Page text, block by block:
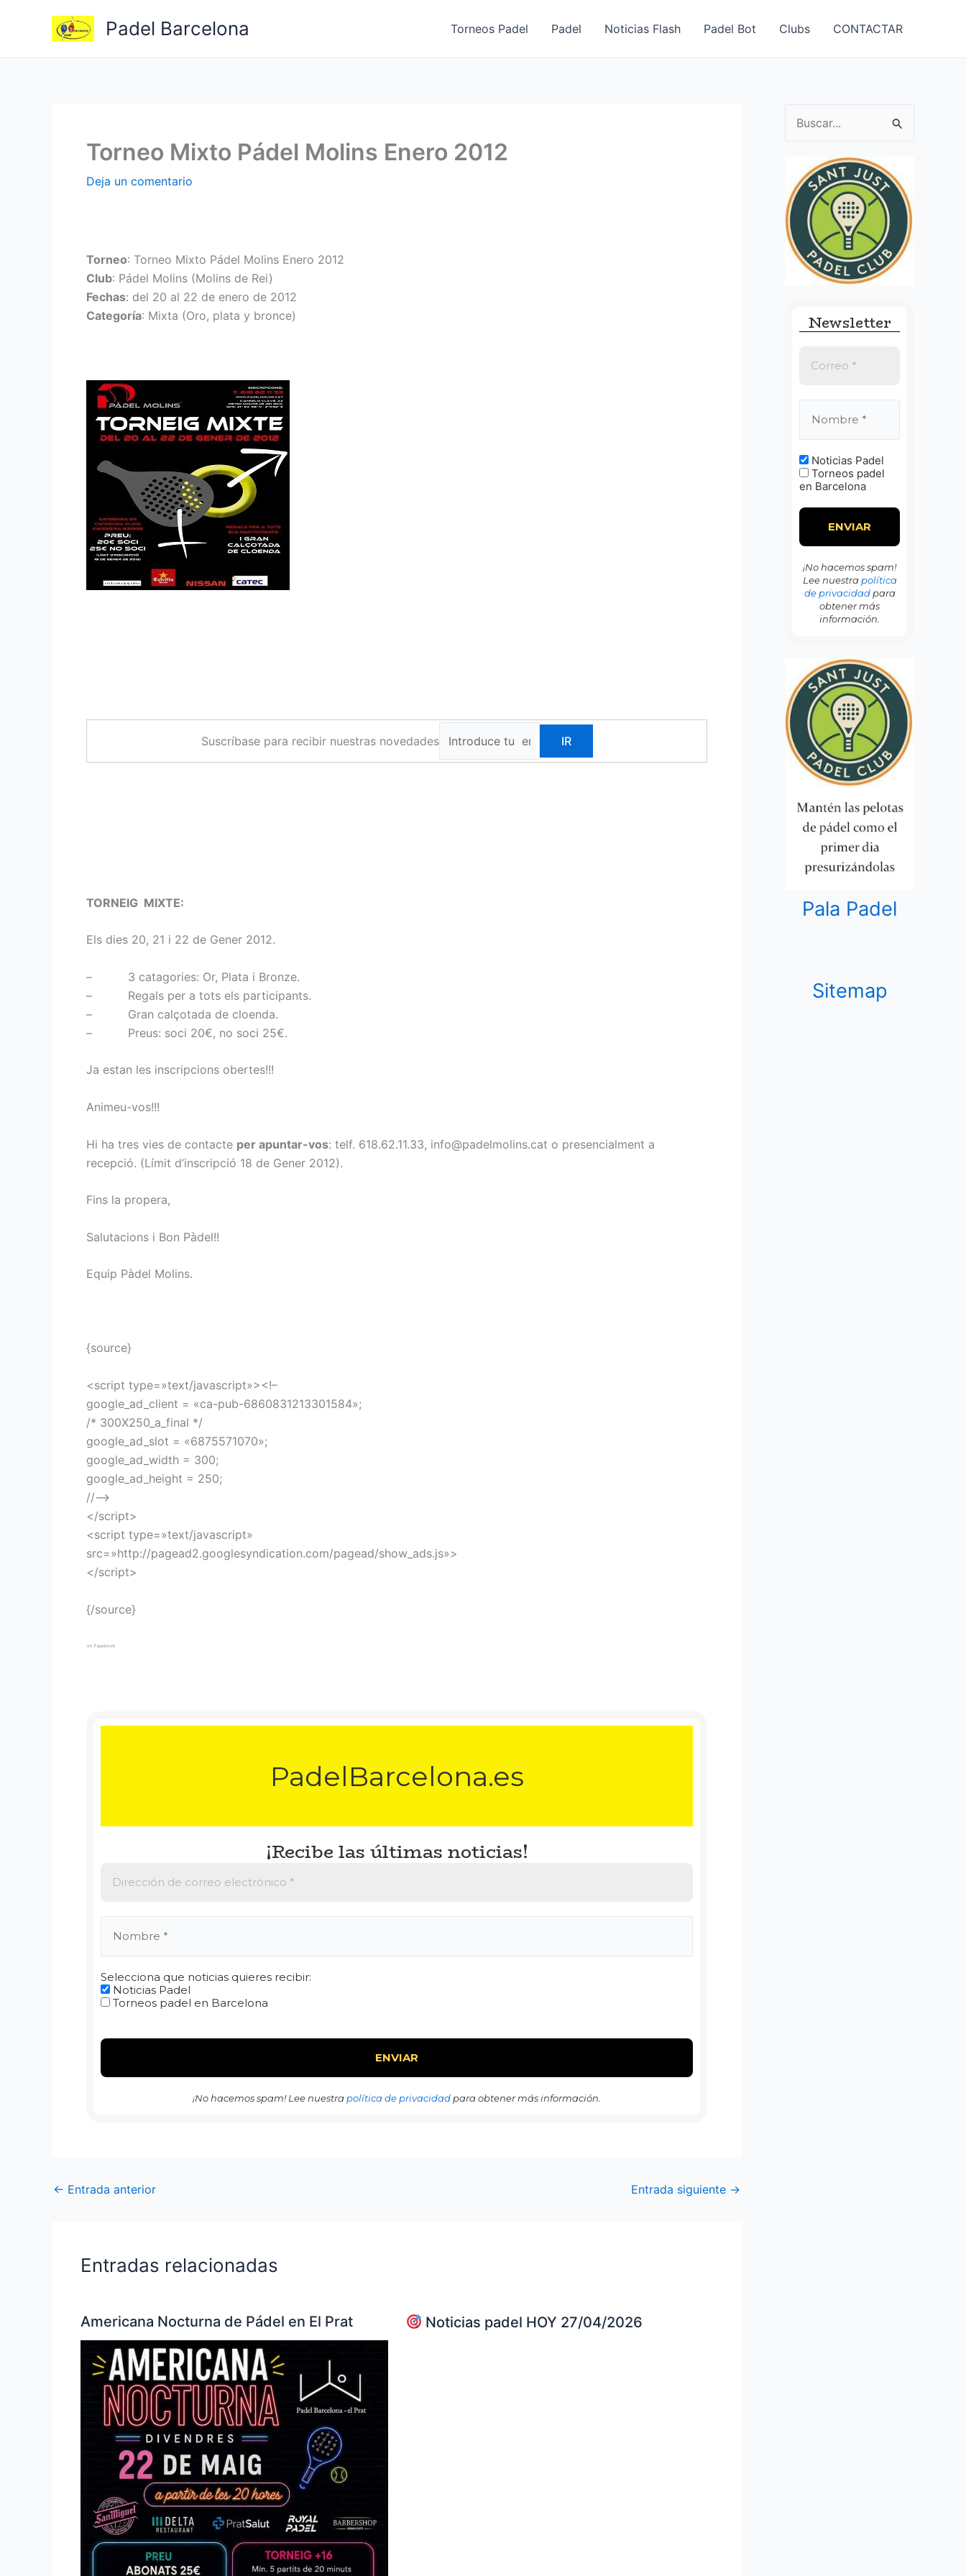
contenido
Padel Barcelona Torneos Padel Padel Noticias Flash Padel Bot Clubs CONTACTAR
Torneo Mixto Pádel Molins Enero 2012
Deja un comentario
Torneo: Torneo Mixto Pádel Molins Enero 2012
Club: Pádel Molins (Molins de Rei)
Fechas: del 20 al 22 de enero de 2012
Categoría: Mixta (Oro, plata y bronce)
Suscríbase para recibir nuestras novedades
TORNEIG MIXTE:
Els dies 20, 21 i 22 de Gener 2012.
– 3 catagories: Or, Plata i Bronze.
– Regals per a tots els participants.
– Gran calçotada de cloenda.
– Preus: soci 20€, no soci 25€.
Ja estan les inscripcions obertes!!!
Animeu-vos!!!
Hi ha tres vies de contacte per apuntar-vos: telf. 618.62.11.33, info@padelmolins.cat o presencialment a
recepció. (Límit d’inscripció 18 de Gener 2012).
Fins la propera,
Salutacions i Bon Pàdel!!
Equip Pàdel Molins.
{source}
<script type=»text/javascript»><!–
google_ad_client = «ca-pub-6860831213301584»;
/* 300X250_a_final */
google_ad_slot = «6875571070»;
google_ad_width = 300;
google_ad_height = 250;
//–>
</script>
<script type=»text/javascript»
src=»http://pagead2.googlesyndication.com/pagead/show_ads.js»>
</script>
{/source}
on Facebook
PadelBarcelona.es
¡Recibe las últimas noticias!
Selecciona que noticias quieres recibir:
Noticias Padel
Torneos padel en Barcelona
¡No hacemos spam! Lee nuestrapolítica de privacidadpara obtener más información.
← Entrada anterior Entrada siguiente →
Entradas relacionadas
Americana Nocturna de Pádel en El Prat Noticias padel HOY 27/04/2026
u
a
r
Newsletter
Noticias Padel
Torneos padel
en Barcelona
¡No hacemos spam!
Lee nuestra política
de privacidadpara
obtener más
información.
Pala Padel
Sitemap